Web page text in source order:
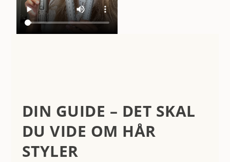
DIN GUIDE – DET SKAL
DU VIDE OM HÅR
STYLER